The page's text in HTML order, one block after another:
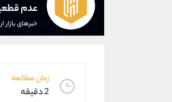
عدم
خبرهای بازار
زمان مطالعه
2 دقیقه